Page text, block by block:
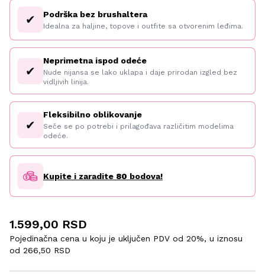
✔ Podrška bez brushaltera
Idealna za haljine, topove i outfite sa otvorenim leđima.
✔
Neprimetna ispod odeće
Nude nijansa se lako uklapa i daje prirodan izgled bez
vidljivih linija.
✔
Fleksibilno oblikovanje
Seče se po potrebi i prilagođava različitim modelima
odeće.
Kupite i zaradite 80 bodova!
1.599,00 RSD
Pojedinačna cena u koju je uključen PDV od 20%, u iznosu
od 266,50 RSD